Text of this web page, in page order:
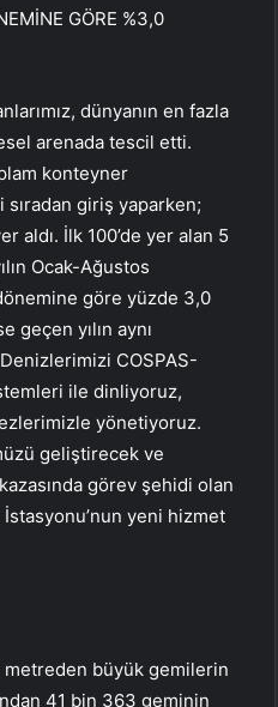
GÖRE %3,0
dünyanın en fazla
arenada tescil etti.
konteyner
sıradan giriş yaparken;
aldı. İlk 100’de yer alan 5
Ocak-Ağustos
göre yüzde 3,0
yılın aynı
COSPAS-
ile dinliyoruz,
yönetiyoruz.
geliştirecek ve
görev şehidi olan
İstasyonu’nun yeni hizmet
metreden büyük gemilerin
41 bin 363 geminin